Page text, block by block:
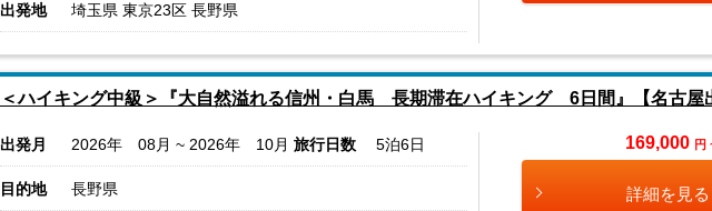
出発地 埼玉県 東京23区 長野県
＜ハイキング中級＞『大自然溢れる信州・白馬 長期滞在ハイキング 6日間』【名古屋
出発月 2026年 08月 ~ 2026年 10月 旅行日数 5泊6日
目的地 長野県
169,000 円
詳細を見る